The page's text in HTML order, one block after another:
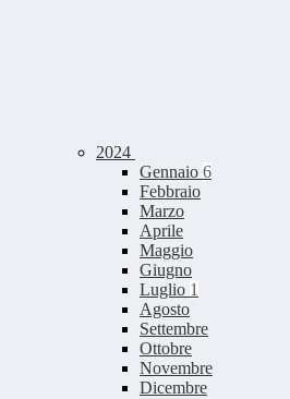
2024
Gennaio 6
Febbraio
Marzo
Aprile
Maggio
Giugno
Luglio 1
Agosto
Settembre
Ottobre
Novembre
Dicembre